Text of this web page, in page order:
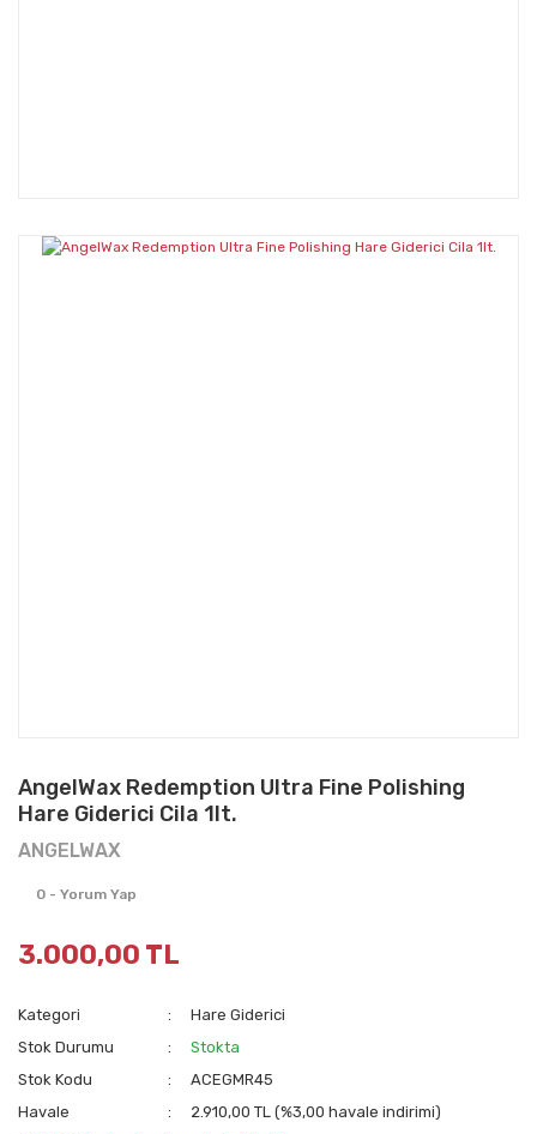
AngelWax Redemption Ultra Fine Polishing
Hare Giderici Cila 1lt.
ANGELWAX
0 - Yorum Yap
3.000,00 TL
Kategori
Hare Giderici
Stok Durumu
Stokta
Stok Kodu
ACEGMR45
Havale
2.910,00 TL (%3,00 havale indirimi)